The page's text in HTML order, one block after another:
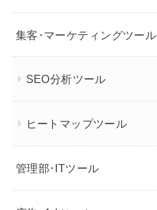
集客･マーケティングツール
SEO分析ツール
ヒートマップツール
管理部･ITツール